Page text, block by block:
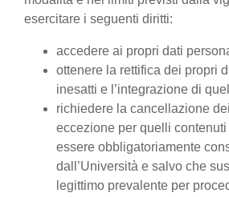
esercitare i seguenti diritti:
accedere ai propri dati
ottenere la rettifica dei propri
inesatti e l’integrazione di
richiedere la cancellazione
eccezione per quelli
essere obbligatoriamente
dall’Università e salvo che
legittimo prevalente per